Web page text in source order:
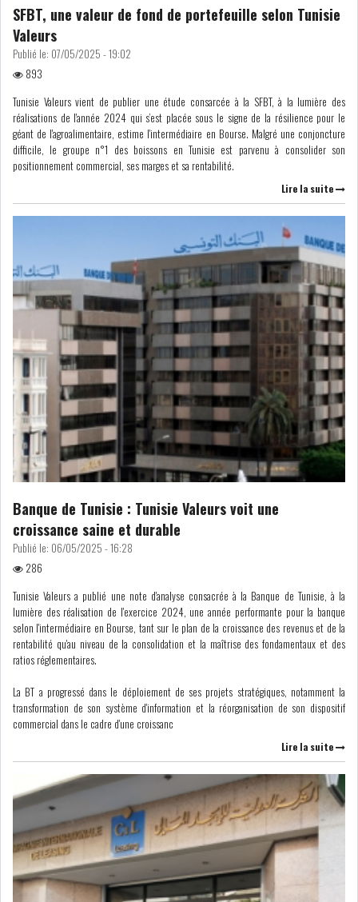
LE DÉFICIT COURANT SE
CREUSE À NOUVEAU,...
INS : L'INFLATION RECULE À
IRADA : PREMIER APPEL À
FONDATION POUR L...
RSS
POLITIQUE
ELECTIONS
PRÉSIDENTIELLES
ACTUALITÉS
GOUVERNEMENT
DIVERS
ASSEMBLÉE DES
REPRÉSENTANTS DU
SAIED LIMOGE LA MINISTRE DE
L'INDUS...
SLAH ZOUARI NOMMÉ
MINISTRE DE L'ÉQU...
SARRA ZAAFRANI ZENZRI
NOUVELLE CHEFFE DU...
MICHKET SLAMA KHALDI
REMPLACE SIHEM BOUG...
SFBT, une valeur de fond de portefeuille selon Tunisie
Valeurs
Publié le: 07/05/2025 - 19:02
893
Tunisie Valeurs vient de publier une étude consarcée à la SFBT, à la lumière des
réalisations de l'année 2024 qui s’est placée sous le signe de la résilience pour le
géant de l'agroalimentaire, estime l'intermédiaire en Bourse. Malgré une conjoncture
difficile, le groupe n°1 des boissons en Tunisie est parvenu à consolider son
positionnement commercial, ses marges et sa rentabilité.
Lire la suite
Banque de Tunisie : Tunisie Valeurs voit une
croissance saine et durable
Publié le: 06/05/2025 - 16:28
286
Tunisie Valeurs a publié une note d'analyse consacrée à la Banque de Tunisie, à la
lumière des réalisation de l'exercice 2024, une année performante pour la banque
selon l'intermédiaire en Bourse, tant sur le plan de la croissance des revenus et de la
rentabilité qu'au niveau de la consolidation et la maîtrise des fondamentaux et des
ratios réglementaires.
La BT a progressé dans le déploiement de ses projets stratégiques, notamment la
transformation de son système d'information et la réorganisation de son dispositif
commercial dans le cadre d'une croissanc
Lire la suite